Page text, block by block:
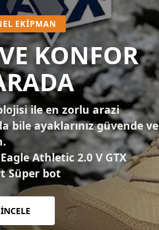
EKIPMAN
KONFOR
ile en zorlu arazi
bile ayaklarınız güvende ve
Athletic 2.0 V GTX
Süper bot